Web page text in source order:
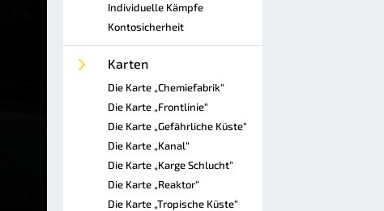
Individuelle Kämpfe
Kontosicherheit
Karten
Die Karte „Chemiefabrik“
Die Karte „Frontlinie“
Die Karte „Gefährliche Küste“
Die Karte „Kanal“
Die Karte „Karge Schlucht“
Die Karte „Reaktor“
Die Karte „Tropische Küste“